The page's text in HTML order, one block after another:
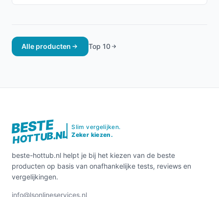
Alle producten Top 10
BESTE
HOTTUB.NL
Slim vergelijken.
Zeker kiezen.
beste-hottub.nl helpt je bij het kiezen van de beste
producten op basis van onafhankelijke tests, reviews en
vergelijkingen.
info@lsonlineservices.nl